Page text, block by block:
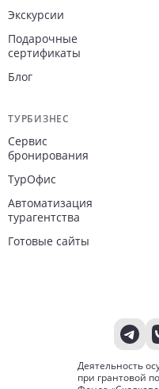
Экскурсии
Подарочные
сертификаты
Блог
ТУРБИЗНЕС
Сервис
бронирования
ТурОфис
Автоматизация
турагентства
Готовые сайты
Деятельность
при грантовой